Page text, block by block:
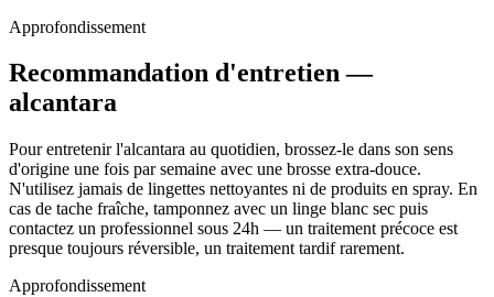
Approfondissement
Recommandation d'entretien —
alcantara
Pour entretenir l'alcantara au quotidien, brossez-le dans son sens
d'origine une fois par semaine avec une brosse extra-douce.
N'utilisez jamais de lingettes nettoyantes ni de produits en spray. En
cas de tache fraîche, tamponnez avec un linge blanc sec puis
contactez un professionnel sous 24h — un traitement précoce est
presque toujours réversible, un traitement tardif rarement.
Approfondissement